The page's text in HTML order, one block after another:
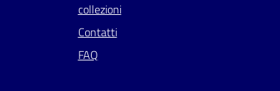
collezioni
Contatti
FAQ